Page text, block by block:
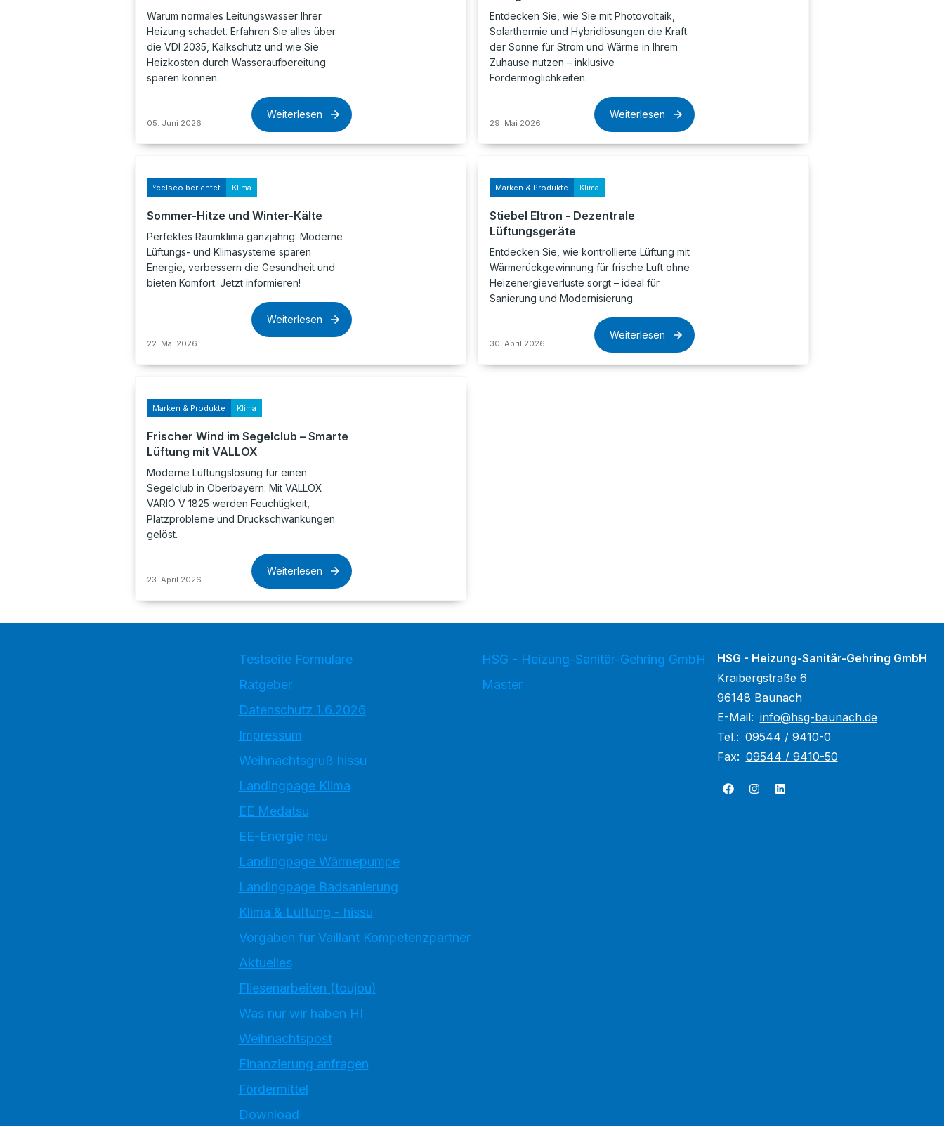
Warum normales Leitungswasser Ihrer
Heizung schadet. Erfahren Sie alles über
die VDI 2035, Kalkschutz und wie Sie
Heizkosten durch Wasseraufbereitung
sparen können.
05. Juni 2026
Weiterlesen
Entdecken Sie, wie Sie mit Photovoltaik,
Solarthermie und Hybridlösungen die Kraft
der Sonne für Strom und Wärme in Ihrem
Zuhause nutzen – inklusive
Fördermöglichkeiten.
29. Mai 2026
Weiterlesen
°celseo berichtet Klima
Sommer-Hitze und Winter-Kälte
Perfektes Raumklima ganzjährig: Moderne
Lüftungs- und Klimasysteme sparen
Energie, verbessern die Gesundheit und
bieten Komfort. Jetzt informieren!
22. Mai 2026
Weiterlesen
Marken & Produkte Klima
Stiebel Eltron - Dezentrale
Lüftungsgeräte
Entdecken Sie, wie kontrollierte Lüftung mit
Wärmerückgewinnung für frische Luft ohne
Heizenergieverluste sorgt – ideal für
Sanierung und Modernisierung.
30. April 2026
Weiterlesen
Marken & Produkte Klima
Frischer Wind im Segelclub – Smarte
Lüftung mit VALLOX
Moderne Lüftungslösung für einen
Segelclub in Oberbayern: Mit VALLOX
VARIO V 1825 werden Feuchtigkeit,
Platzprobleme und Druckschwankungen
gelöst.
23. April 2026
Weiterlesen
Testseite Formulare
Ratgeber
Datenschutz 1.6.2026
Impressum
Weihnachtsgruß hissu
Landingpage Klima
EE Medatsu
EE-Energie neu
Landingpage Wärmepumpe
Landingpage Badsanierung
Klima & Lüftung - hissu
Vorgaben für Vaillant Kompetenzpartner
Aktuelles
Fliesenarbeiten (toujou)
Was nur wir haben HI
Weihnachtspost
Finanzierung anfragen
Fördermittel
Download
HSG - Heizung-Sanitär-Gehring GmbH
Master
HSG - Heizung-Sanitär-Gehring GmbH
Kraibergstraße 6
96148 Baunach
E-Mail: info@hsg-baunach.de
Tel.: 09544 / 9410-0
Fax: 09544 / 9410-50